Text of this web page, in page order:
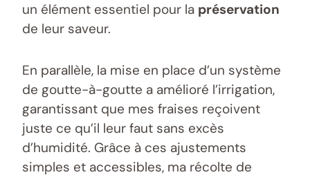
un élément essentiel pour la préservation
de leur saveur.
En parallèle, la mise en place d’un système
de goutte-à-goutte a amélioré l’irrigation,
garantissant que mes fraises reçoivent
juste ce qu’il leur faut sans excès
d’humidité. Grâce à ces ajustements
simples et accessibles, ma récolte de